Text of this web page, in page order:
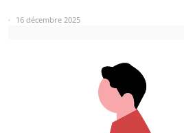
16 décembre 2025